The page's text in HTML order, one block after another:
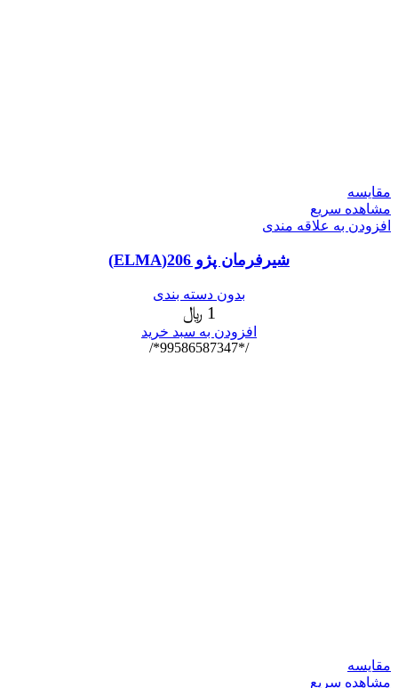
مقایسه
مشاهده سریع
افزودن به علاقه مندی
شیرفرمان پژو 206(ELMA)
بدون دسته بندی
1 ﷼
افزودن به سبد خرید
/*99586587347*/
مقایسه
مشاهده سریع